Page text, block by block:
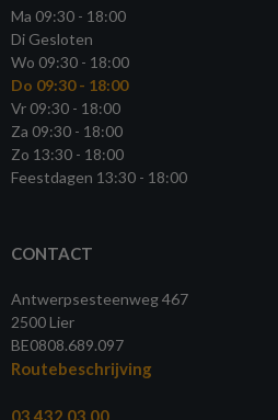
Ma 09:30 - 18:00
Di Gesloten
Wo 09:30 - 18:00
Do 09:30 - 18:00
Vr 09:30 - 18:00
Za 09:30 - 18:00
Zo 13:30 - 18:00
Feestdagen 13:30 - 18:00
CONTACT
Antwerpsesteenweg 467
2500 Lier
BE0808.689.097
Routebeschrijving
03 432 03 00